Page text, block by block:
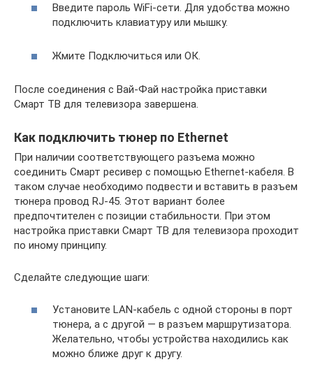
Введите пароль WiFi-сети. Для удобства можно
подключить клавиатуру или мышку.
Жмите Подключиться или ОК.
После соединения с Вай-Фай настройка приставки
Смарт ТВ для телевизора завершена.
Как подключить тюнер по Ethernet
При наличии соответствующего разъема можно
соединить Смарт ресивер с помощью Ethernet-кабеля. В
таком случае необходимо подвести и вставить в разъем
тюнера провод RJ-45. Этот вариант более
предпочтителен с позиции стабильности. При этом
настройка приставки Смарт ТВ для телевизора проходит
по иному принципу.
Сделайте следующие шаги:
Установите LAN-кабель с одной стороны в порт
тюнера, а с другой — в разъем маршрутизатора.
Желательно, чтобы устройства находились как
можно ближе друг к другу.